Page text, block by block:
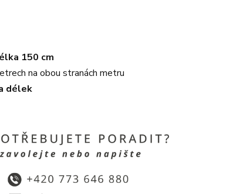
150 cm
na obou stranách metru
délek